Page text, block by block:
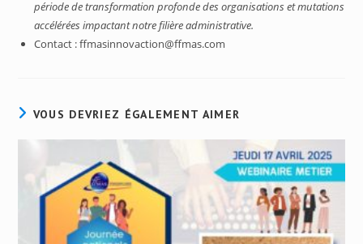
période de transformation profonde des organisations et mutations
accélérées impactant notre filière administrative.
Contact : ffmasinnovaction@ffmas.com
VOUS DEVRIEZ ÉGALEMENT AIMER